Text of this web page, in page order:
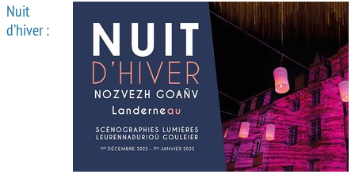
Place aux grands-parents
Nuit
d’hiver :